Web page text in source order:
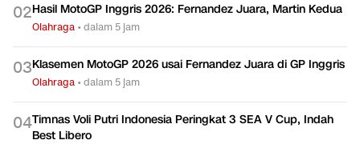
02Hasil MotoGP Inggris 2026: Fernandez Juara, Martin Kedua
Olahraga •dalam 5 jam
03Klasemen MotoGP 2026 usai Fernandez Juara di GP Inggris
Olahraga •dalam 5 jam
04Timnas Voli Putri Indonesia Peringkat 3 SEA V Cup, Indah
Best Libero